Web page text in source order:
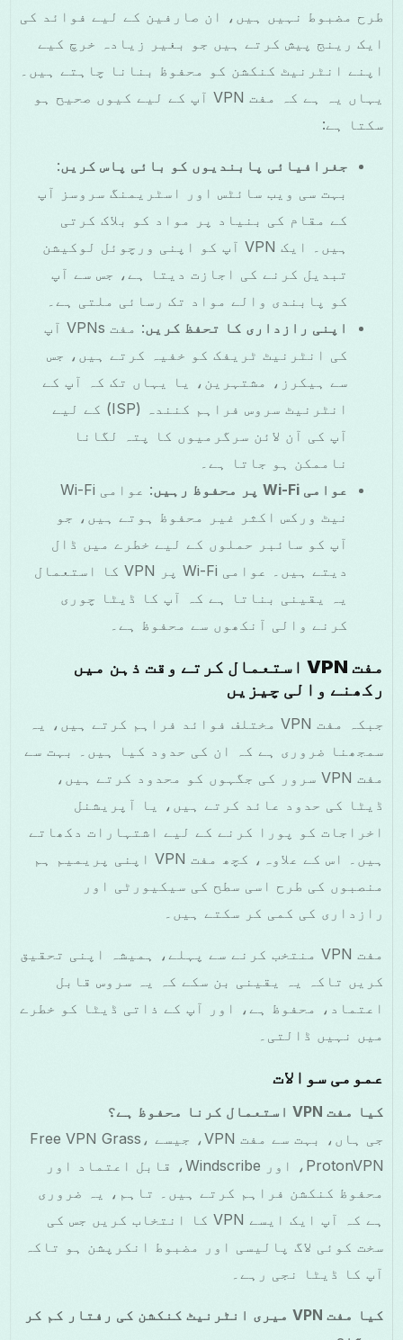
طرح مضبوط نہیں ہیں، ان صارفین کے لیے فوائد کی
ایک رینج پیش کرتے ہیں جو بغیر زیادہ خرچ کیے
اپنے انٹرنیٹ کنکشن کو محفوظ بنانا چاہتے ہیں۔
یہاں یہ ہے کہ مفت VPN آپ کے لیے کیوں صحیح ہو
سکتا ہے:
جغرافیائی پابندیوں کو بائی پاس کریں:
بہت سی ویب سائٹس اور اسٹریمنگ سروسز آپ
کے مقام کی بنیاد پر مواد کو بلاک کرتی
ہیں۔ ایک VPN آپ کو اپنی ورچوئل لوکیشن
تبدیل کرنے کی اجازت دیتا ہے، جس سے آپ
کو پابندی والے مواد تک رسائی ملتی ہے۔
اپنی رازداری کا تحفظ کریں
: مفت VPNs آپ
کی انٹرنیٹ ٹریفک کو خفیہ کرتے ہیں، جس
سے ہیکرز، مشتہرین، یا یہاں تک کہ آپ کے
انٹرنیٹ سروس فراہم کنندہ (ISP) کے لیے
آپ کی آن لائن سرگرمیوں کا پتہ لگانا
ناممکن ہو جاتا ہے۔
عوامی Wi-Fi پر محفوظ رہیں
: عوامی Wi-Fi
نیٹ ورکس اکثر غیر محفوظ ہوتے ہیں، جو
آپ کو سائبر حملوں کے لیے خطرے میں ڈال
دیتے ہیں۔ عوامی Wi-Fi پر VPN کا استعمال
یہ یقینی بناتا ہے کہ آپ کا ڈیٹا چوری
کرنے والی آنکھوں سے محفوظ ہے۔
مفت VPN استعمال کرتے وقت ذہن میں
رکھنے والی چیزیں
جبکہ مفت VPN مختلف فوائد فراہم کرتے ہیں، یہ
سمجھنا ضروری ہے کہ ان کی حدود کیا ہیں۔ بہت سے
مفت VPN سرور کی جگہوں کو محدود کرتے ہیں،
ڈیٹا کی حدود عائد کرتے ہیں، یا آپریشنل
اخراجات کو پورا کرنے کے لیے اشتہارات دکھاتے
ہیں۔ اس کے علاوہ، کچھ مفت VPN اپنی پریمیم ہم
منصبوں کی طرح اسی سطح کی سیکیورٹی اور
رازداری کی کمی کر سکتے ہیں۔
مفت VPN منتخب کرنے سے پہلے، ہمیشہ اپنی تحقیق
کریں تاکہ یہ یقینی بن سکے کہ یہ سروس قابل
اعتماد، محفوظ ہے، اور آپ کے ذاتی ڈیٹا کو خطرے
میں نہیں ڈالتی۔
عمومی سوالات
کیا مفت VPN استعمال کرنا محفوظ ہے؟
جی ہاں، بہت سے مفت VPN، جیسے Free VPN Grass،
ProtonVPN، اور Windscribe، قابل اعتماد اور
محفوظ کنکشن فراہم کرتے ہیں۔ تاہم، یہ ضروری
ہے کہ آپ ایک ایسے VPN کا انتخاب کریں جس کی
سخت کوئی لاگ پالیسی اور مضبوط انکرپشن ہو تاکہ
آپ کا ڈیٹا نجی رہے۔
کیا مفت VPN میری انٹرنیٹ کنکشن کی رفتار کم کر